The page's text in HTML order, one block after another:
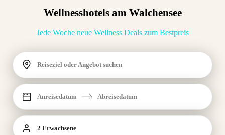
Wellnesshotels am Walchensee
Jede Woche neue Wellness Deals zum Bestpreis
Reiseziel oder Angebot suchen
Anreisedatum Abreisedatum
2 Erwachsene